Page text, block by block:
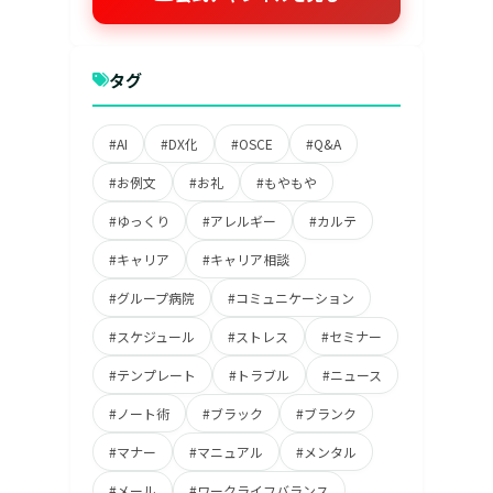
タグ
#AI #DX化 #OSCE #Q&A
#お例文 #お礼 #もやもや
#ゆっくり #アレルギー #カルテ
#キャリア #キャリア相談
#グループ病院 #コミュニケーション
#スケジュール #ストレス #セミナー
#テンプレート #トラブル #ニュース
#ノート術 #ブラック #ブランク
#マナー #マニュアル #メンタル